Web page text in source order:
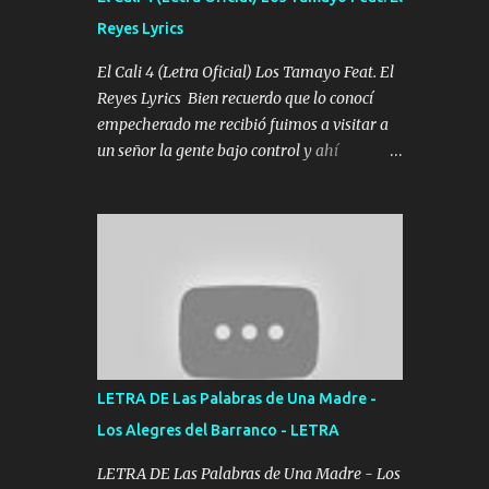
agarrar el vuelo y la mente y tranquilizando
Tomense un buen trago Y así es como
empezamos los versos que voy cantando
(Music) A vido alta y bajas La carreta se
atora Pero nunca le aflojamos Ya me han
pasado cosas Y aunque ustedes no sepan
es...
Reyes Lyrics
El Cali 4 (Letra Oficial) Los Tamayo Feat. El
Reyes Lyrics Bien recuerdo que lo conocí
empecherado me recibió fuimos a visitar a
un señor la gente bajo control y ahí
reglas no secuestr0 no r0bar De La C giró la
orden nos comanda el doble P bien firmes
con Alto PRIETO y la camisa es color Verde y
peleam0s la Bandera por todita a la ciudad
con los drones patrullando la Frontera De
blancas ya hace falta mi APA FLACO verde
se le extraña pa que sepan Aquí Pura GENTE
LETRA DE Las Palabras de Una Madre -
Los Alegres del Barranco - LETRA
LETRA DE Las Palabras de Una Madre - Los